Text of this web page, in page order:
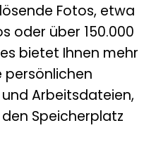
Fotos, etwa
oder über 150.000
bietet Ihnen mehr
persönlichen
Arbeitsdateien,
Speicherplatz